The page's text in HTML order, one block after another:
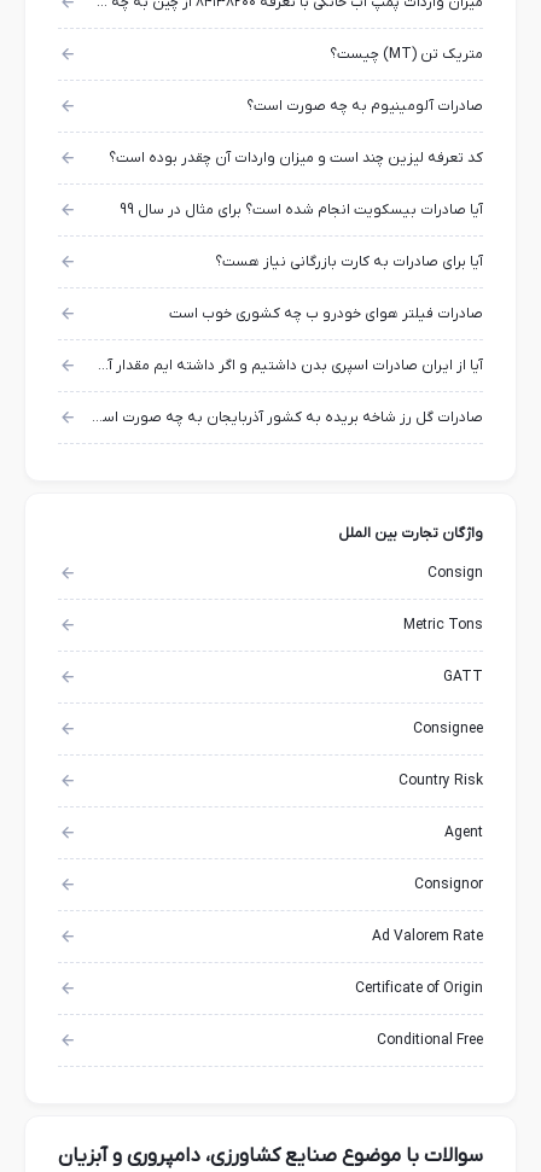
متریک تن (MT) چیست؟
صادرات آلومینیوم به چه صورت است؟
کد تعرفه لیزین چند است و میزان واردات آن چقدر بوده است؟
آیا صادرات بیسکویت انجام شده است؟ برای مثال در سال 99
آیا برای صادرات به کارت بازرگانی نیاز هست؟
صادرات فیلتر هوای خودرو ب چه کشوری خوب است
آیا از ایران صادرات اسپری بدن داشتیم و اگر داشته ایم مقدار آن چقدر بوده است؟
صادرات گل رز شاخه بریده به کشور آذربایجان به چه صورت است؟
واژگان تجارت بین الملل
Consign
Metric Tons
GATT
Consignee
Country Risk
Agent
Consignor
Ad Valorem Rate
Certificate of Origin
Conditional Free
سوالات با موضوع صنایع کشاورزی، دامپروری و آبزیان